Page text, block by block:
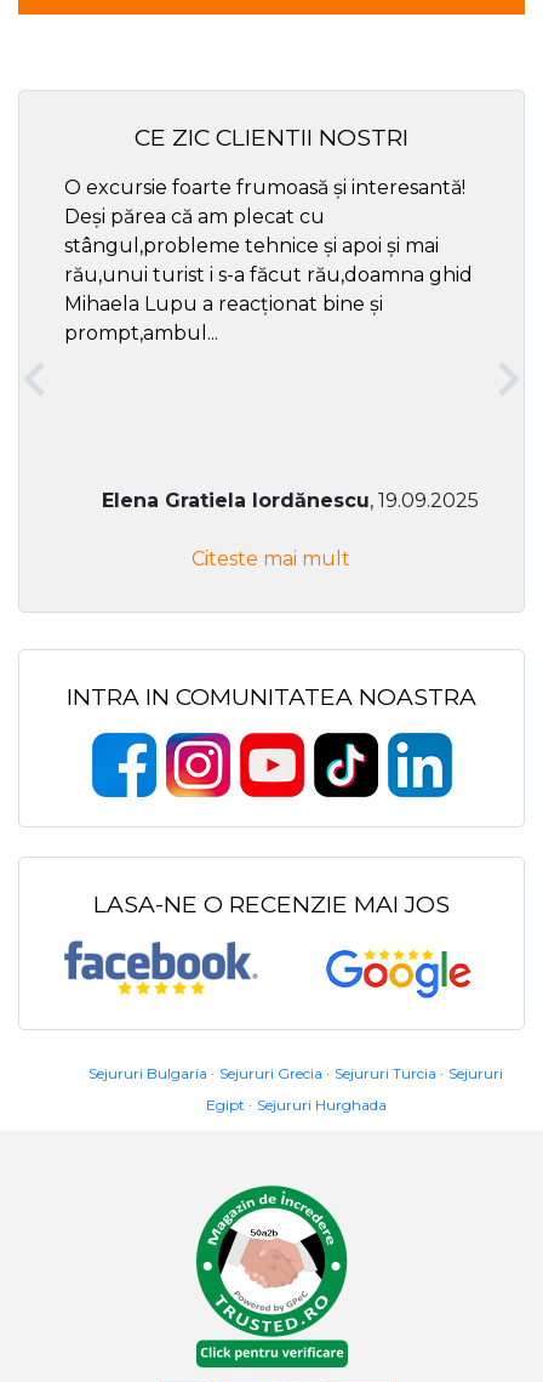
CE ZIC CLIENTII NOSTRI
O excursie foarte frumoasă și interesantă!
Deși părea că am plecat cu
stângul,probleme tehnice și apoi și mai
rău,unui turist i s-a făcut rău,doamna ghid
Mihaela Lupu a reacționat bine și
prompt,ambul...
Elena Gratiela Iordănescu, 19.09.2025
Citeste mai mult
INTRA IN COMUNITATEA NOASTRA
LASA-NE O RECENZIE MAI JOS
Sejururi Bulgaria Sejururi Grecia Sejururi Turcia
Sejururi
Egipt
Sejururi Hurghada